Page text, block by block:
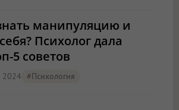
манипуляцию и
Психолог дала
5 советов
2024 #психология